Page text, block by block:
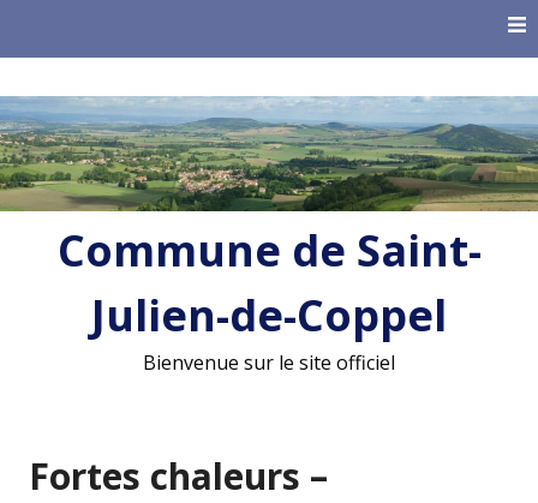
Commune de Saint-
Julien-de-Coppel
Bienvenue sur le site officiel
Fortes chaleurs –